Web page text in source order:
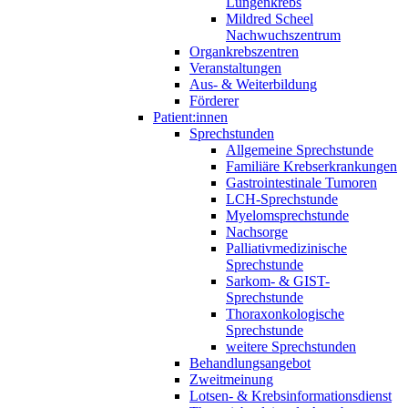
Mildred Scheel
Nachwuchszentrum
Organkrebszentren
Veranstaltungen
Aus- & Weiterbildung
Förderer
Patient:innen
Sprechstunden
Allgemeine Sprechstunde
Familiäre Krebserkrankungen
Gastrointestinale Tumoren
LCH-Sprechstunde
Myelomsprechstunde
Nachsorge
Palliativmedizinische
Sprechstunde
Sarkom- & GIST-
Sprechstunde
Thoraxonkologische
Sprechstunde
weitere Sprechstunden
Behandlungsangebot
Zweitmeinung
Lotsen- & Krebsinformationsdienst